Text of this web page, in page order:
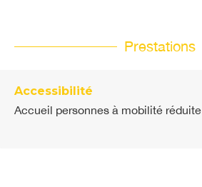
Prestations
Accessibilité
Accueil personnes à mobilité réduite